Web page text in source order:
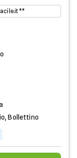
**
Bollettino